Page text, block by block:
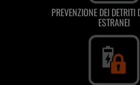
PREVENZIONE DEI DETRITI
ESTRANEI